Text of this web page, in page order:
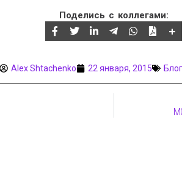
Поделись с коллегами:
Alex Shtachenko 22 января, 2015 Блог